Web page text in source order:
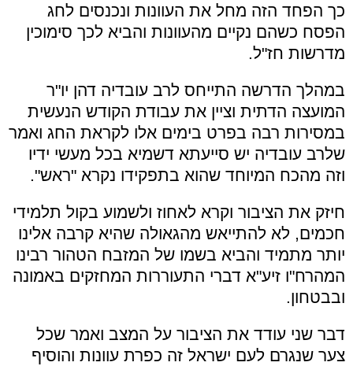
כך הפחד הזה מחל את העוונות ונכנסים לחג
הפסח כשהם נקיים מהעוונות והביא לכך סימוכין
מדרשות חז"ל.
במהלך הדרשה התייחס לרב עובדיה דהן יו"ר
המועצה הדתית וציין את עבודת הקודש הנעשית
במסירות רבה בפרט בימים אלו לקראת החג ואמר
שלרב עובדיה יש סייעתא דשמיא בכל מעשי ידיו
וזה מהכח המיוחד שהוא בתפקידו נקרא "ראש".
חיזק את הציבור וקרא לאחוז ולשמוע בקול תלמידי
חכמים, לא להתייאש מהגאולה שהיא קרבה אלינו
יותר מתמיד והביא בשמו של המזבח הטהור רבינו
המהרח"ו זיע"א דברי התעוררות המחזקים באמונה
ובבטחון.
דבר שני עודד את הציבור על המצב ואמר שכל
צער שנגרם לעם ישראל זה כפרת עוונות והוסיף